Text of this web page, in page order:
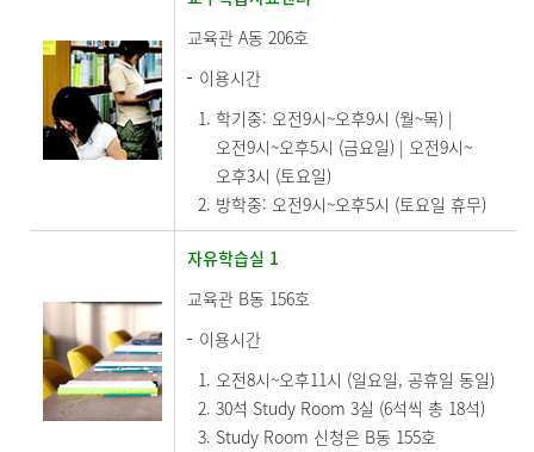
교육관 A동 206호
이용시간
학기중: 오전9시~오후9시 (월~목) |
오전9시~오후5시 (금요일) | 오전9시~
오후3시 (토요일)
방학중: 오전9시~오후5시 (토요일 휴무)
자유학습실 1
교육관 B동 156호
이용시간
오전8시~오후11시 (일요일, 공휴일 동일)
30석 Study Room 3실 (6석씩 총 18석)
Study Room 신청은 B동 155호